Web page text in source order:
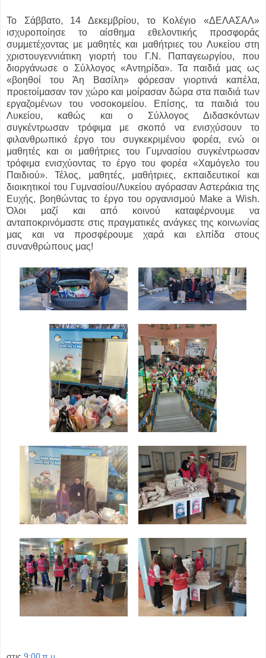
Το Σάββατο, 14 Δεκεμβρίου, το Κολέγιο «ΔΕΛΑΣΑΛ»
ισχυροποίησε το αίσθημα εθελοντικής προσφοράς
συμμετέχοντας με μαθητές και μαθήτριες του Λυκείου στη
χριστουγεννιάτικη γιορτή του Γ.Ν. Παπαγεωργίου, που
διοργάνωσε ο Σύλλογος «Αντηρίδα». Τα παιδιά μας ως
«βοηθοί του Άη Βασίλη» φόρεσαν γιορτινά καπέλα,
προετοίμασαν τον χώρο και μοίρασαν δώρα στα παιδιά των
εργαζομένων του νοσοκομείου. Επίσης, τα παιδιά του
Λυκείου, καθώς και ο Σύλλογος Διδασκόντων
συγκέντρωσαν τρόφιμα με σκοπό να ενισχύσουν το
φιλανθρωπικό έργο του συγκεκριμένου φορέα, ενώ οι
μαθητές και οι μαθήτριες του Γυμνασίου συγκέντρωσαν
τρόφιμα ενισχύοντας το έργο του φορέα «Χαμόγελο του
Παιδιού». Τέλος, μαθητές, μαθήτριες, εκπαιδευτικοί και
διοικητικοί του Γυμνασίου/Λυκείου αγόρασαν Αστεράκια της
Ευχής, βοηθώντας το έργο του οργανισμού Make a Wish.
Όλοι μαζί και από κοινού καταφέρνουμε να
ανταποκρινόμαστε στις πραγματικές ανάγκες της κοινωνίας
μας και να προσφέρουμε χαρά και ελπίδα στους
συνανθρώπους μας!